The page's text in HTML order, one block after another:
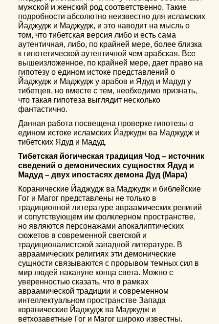
мужской и женский род соответственно. Такие
подробности абсолютно неизвестно для исламских
Йаджудж и Маджудж, и это наводит на мысль о
том, что тибетская версия либо и есть сама
аутентичная, либо, по крайней мере, более близка
к гипотетической аутентичной чем арабская. Все
вышеизложенное, по крайней мере, дает право на
гипотезу о едином истоке представлений о
Йаджудж и Маджудж у арабов и Ядуд и Мадуд у
тибетцев, но вместе с тем, необходимо признать,
что такая гипотеза выглядит несколько
фантастично.
Данная работа посвещена проверке гипотезы о
едином истоке исламских Йаджудж ва Маджудж и
тибетских Ядуд и Мадуд.
Тибетская йогическая традиция Чод – источник
сведений о демонических сущностях Ядуд и
Мадуд – двух ипостасях демона Дуд (Мара)
Коранические Йаджудж ва Маджудж и библейские
Гог и Магог представлены не только в
традиционной литературе авраамических религий
и сопутствующем им фолклерном пространстве,
но являются персонажами апокалиптических
сюжетов в современной светской и
традиционалистской западной литературе. В
авраамических религиях эти демонические
сущности связываются с прорывом темных сил в
мир людей накануне конца света. Можно с
уверенностью сказать, что в рамках
авраамической традиции и современном
интеллектуальном пространстве Запада
коранические Йаджудж ва Маджудж и
ветхозаветные Гог и Магог широко известны.